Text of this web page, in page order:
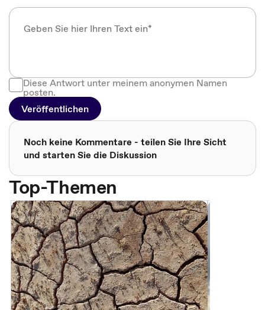
Diese Antwort unter meinem anonymen Namen
posten.
Veröffentlichen
Noch keine Kommentare - teilen Sie Ihre Sicht
und starten Sie die Diskussion
Top-Themen